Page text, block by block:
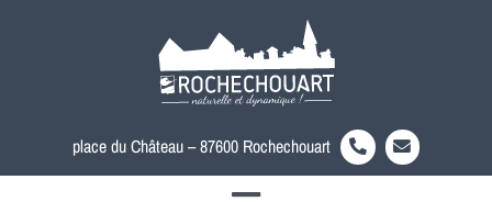
place du Château – 87600 Rochechouart